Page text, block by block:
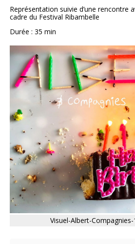
Représentation suivie d’une rencontre
cadre du Festival Ribambelle
Durée : 35 min
Visuel-Albert-